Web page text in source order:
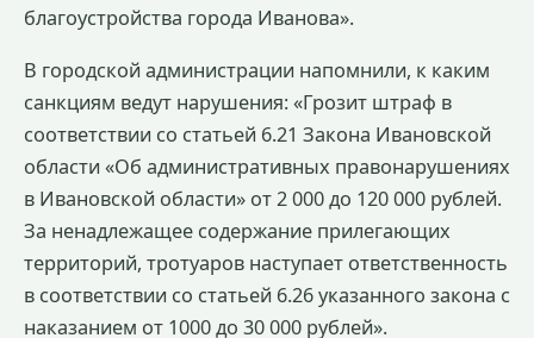
благоустройства города Иванова».
В городской администрации напомнили, к каким
санкциям ведут нарушения: «Грозит штраф в
соответствии со статьей 6.21 Закона Ивановской
области «Об административных правонарушениях
в Ивановской области» от 2 000 до 120 000 рублей.
За ненадлежащее содержание прилегающих
территорий, тротуаров наступает ответственность
в соответствии со статьей 6.26 указанного закона с
наказанием от 1000 до 30 000 рублей».